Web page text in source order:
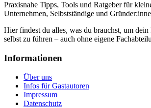
Praxisnahe Tipps, Tools und Ratgeber für
Unternehmen, Selbstständige und
Hier findest du alles, was du brauchst, um
selbst zu führen – auch ohne eigene
Informationen
Über uns
Infos für Gastautoren
Impressum
Datenschutz